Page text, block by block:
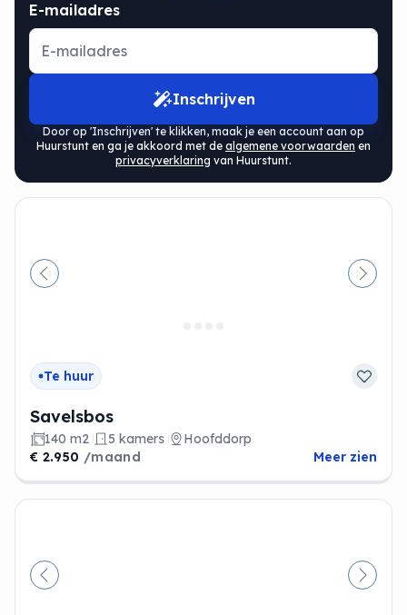
E-mailadres
Inschrijven
Door op 'Inschrijven' te klikken, maak je een account aan op
Huurstunt en ga je akkoord met de algemene voorwaarden en
privacyverklaring van Huurstunt.
Vorige
Te huur
Savelsbos
140 m2 5 kamers
Hoofddorp
€ 2.950 /maand Meer zien
Vorige